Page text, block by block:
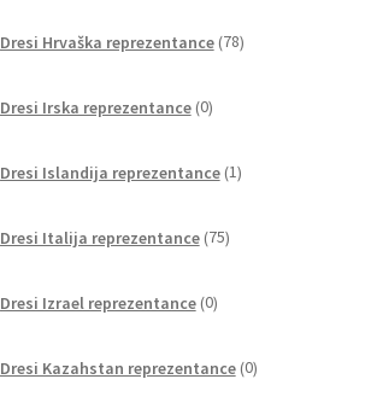
Dresi Hrvaška reprezentance 78izdelkov
Dresi Irska reprezentance 0izdelkov
Dresi Islandija reprezentance 1izdelek
Dresi Italija reprezentance 75izdelkov
Dresi Izrael reprezentance 0izdelkov
Dresi Kazahstan reprezentance 0izdelkov